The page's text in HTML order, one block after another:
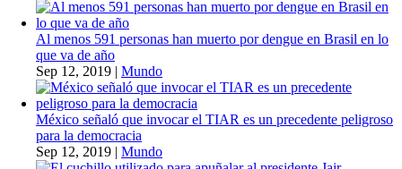
Al menos 591 personas han muerto por dengue en Brasil en lo
que va de año
Sep 12, 2019 | Mundo
México señaló que invocar el TIAR es un precedente peligroso
para la democracia
Sep 12, 2019 | Mundo